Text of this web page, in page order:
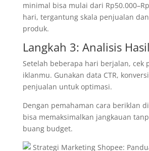
minimal bisa mulai dari
hari, tergantung skala penjualan
produk.
Langkah 3: Analisis Hasil
Setelah beberapa hari berjalan, cek
iklanmu. Gunakan data CTR,
penjualan untuk optimasi.
Dengan pemahaman cara beriklan
bisa memaksimalkan jangkauan
buang budget.